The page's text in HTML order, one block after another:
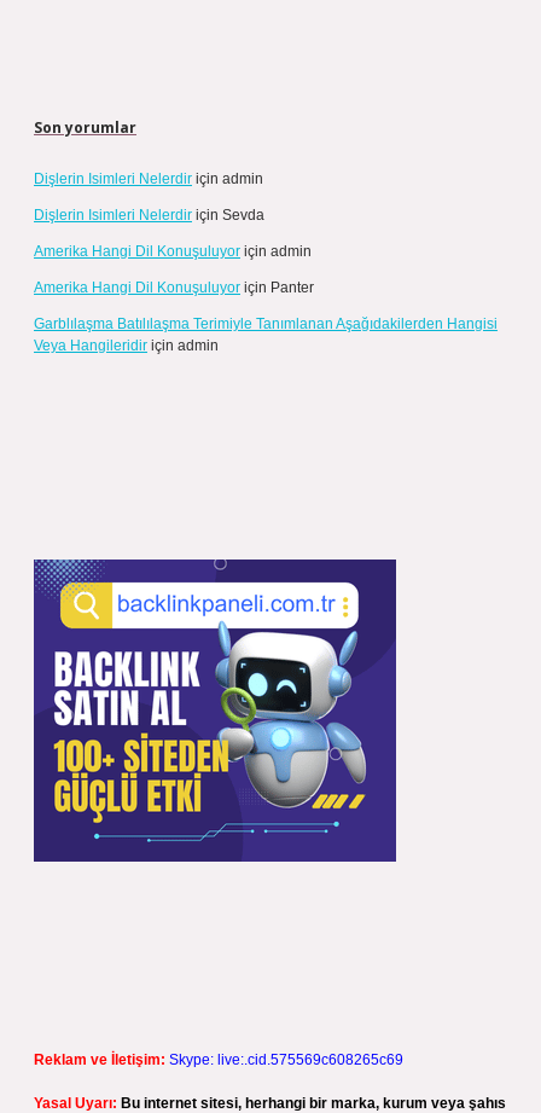
Son yorumlar
Dişlerin Isimleri Nelerdir için admin
Dişlerin Isimleri Nelerdir için Sevda
Amerika Hangi Dil Konuşuluyor için admin
Amerika Hangi Dil Konuşuluyor için Panter
Garblılaşma Batılılaşma Terimiyle Tanımlanan Aşağıdakilerden Hangisi
Veya Hangileridir için admin
Reklam ve İletişim: Skype: live:.cid.575569c608265c69
Yasal Uyarı: Bu internet sitesi, herhangi bir marka, kurum veya şahıs